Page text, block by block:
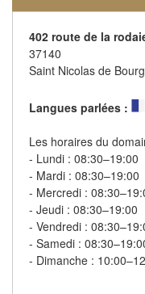
402 route de la
37140
Saint Nicolas de
Langues parlées :
Les horaires du
- Lundi : 08:30–19:00
- Mardi : 08:30–19:00
- Mercredi :
- Jeudi : 08:30–19:00
- Vendredi :
- Samedi :
- Dimanche :